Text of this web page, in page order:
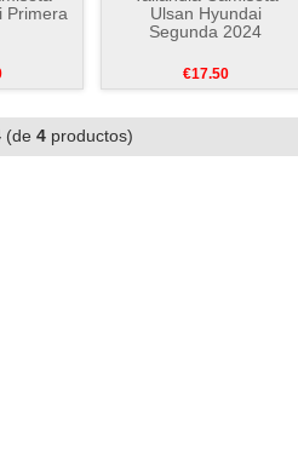
Primera
Ulsan Hyundai
Segunda 2024
€17.50
(de 4 productos)